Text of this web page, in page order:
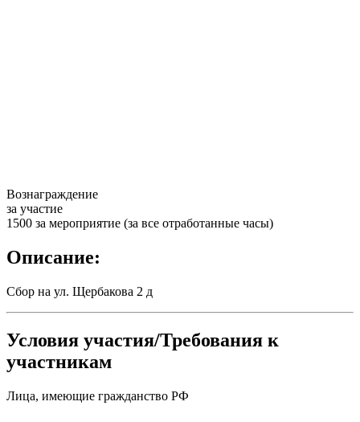
Вознаграждение
за участие
1500 за мероприятие (за все отработанные часы)
Описание:
Сбор на ул. Щербакова 2 д
Условия участия/Требования к
участникам
Лица, имеющие гражданство РФ